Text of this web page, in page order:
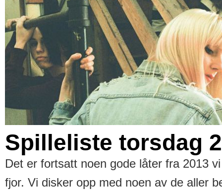
Spilleliste torsdag
Det er fortsatt noen gode låter fra 2013
fjor. Vi disker opp med noen av de aller